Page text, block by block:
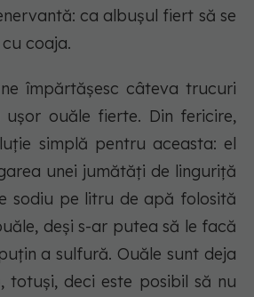
ca albușul fiert să se
coaja.
împărtășesc câteva trucuri
ouăle fierte. Din fericire,
simplă pentru aceasta: el
unei jumătăți de linguriță
sodiu pe litru de apă folosită
deși s-ar putea să le facă
a sulfură. Ouăle sunt deja
totuși, deci este posibil să nu